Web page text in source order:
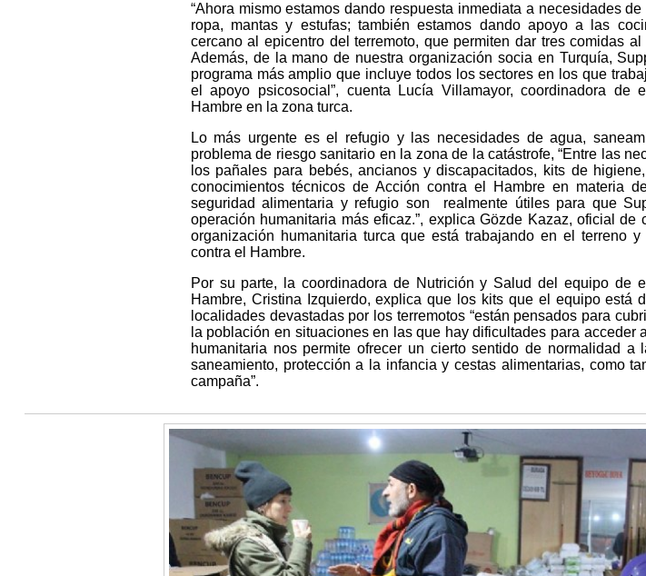
“Ahora mismo estamos dando respuesta inmediata a necesidades
ropa, mantas y estufas; también estamos dando apoyo a las
cercano al epicentro del terremoto, que permiten dar tres comidas
Además, de la mano de nuestra organización socia en Turquía,
programa más amplio que incluye todos los sectores en los que
el apoyo psicosocial”, cuenta Lucía Villamayor, coordinadora de
Hambre en la zona turca.
Lo más urgente es el refugio y las necesidades de agua,
problema de riesgo sanitario en la zona de la catástrofe, “Entre las
los pañales para bebés, ancianos y discapacitados, kits de
conocimientos técnicos de Acción contra el Hambre en materia
seguridad alimentaria y refugio son realmente útiles para que
operación humanitaria más eficaz.”, explica Gözde Kazaz, oficial de
organización humanitaria turca que está trabajando en el terreno
contra el Hambre.
Por su parte, la coordinadora de Nutrición y Salud del equipo de
Hambre, Cristina Izquierdo, explica que los kits que el equipo está
localidades devastadas por los terremotos “están pensados para
la población en situaciones en las que hay dificultades para acceder
humanitaria nos permite ofrecer un cierto sentido de normalidad
saneamiento, protección a la infancia y cestas alimentarias, como
campaña”.